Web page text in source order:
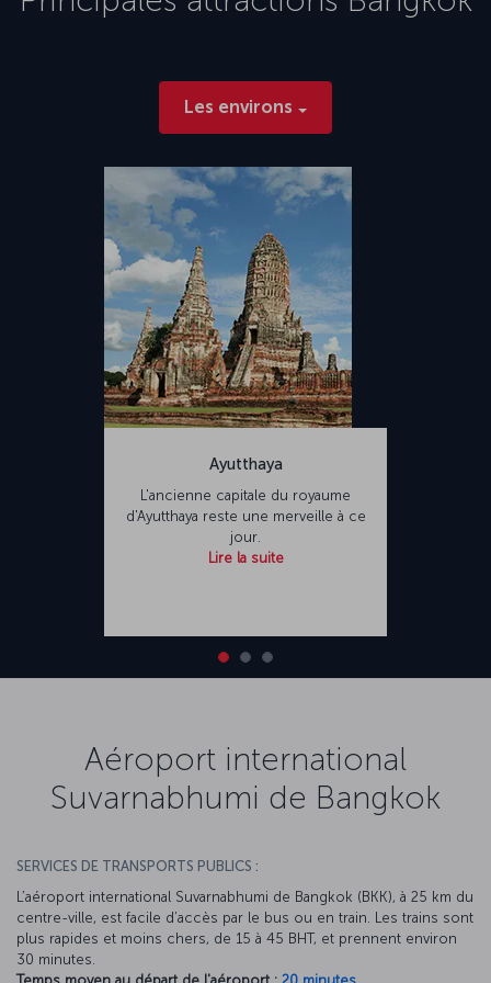
Les environs
Ayutthaya
L'ancienne capitale du royaume
d'Ayutthaya reste une merveille à ce
jour.
Lire la suite
Aéroport international
Suvarnabhumi de Bangkok
SERVICES DE TRANSPORTS PUBLICS :
L’aéroport international Suvarnabhumi de Bangkok (BKK), à 25 km du
centre-ville, est facile d’accès par le bus ou en train. Les trains sont
plus rapides et moins chers, de 15 à 45 BHT, et prennent environ
30 minutes.